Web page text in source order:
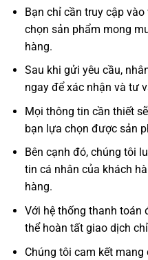
Bạn chỉ cần truy cập
chọn sản phẩm mong
hàng.
Sau khi gửi yêu cầu,
ngay để xác nhận và tư
Mọi thông tin cần thiết
bạn lựa chọn được sản
Bên cạnh đó, chúng tôi
tin cá nhân của khách
hàng.
Với hệ thống thanh toán
thể hoàn tất giao dịch
Chúng tôi cam kết